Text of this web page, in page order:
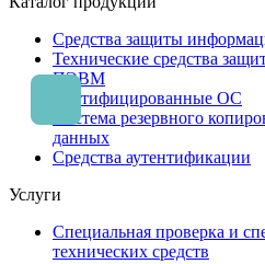
Средства защиты
Технические средства
ПЭВМ
Сертифицированные ОС
Система резервного
данных
Средства аутентификации
Услуги
Специальная проверка и
технических средств